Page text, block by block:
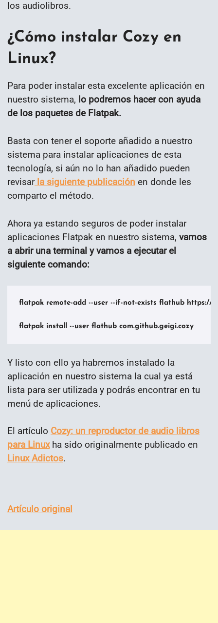
los audiolibros.
¿Cómo instalar Cozy en
Linux?
Para poder instalar esta excelente aplicación en
nuestro sistema, lo podremos hacer con ayuda
de los paquetes de Flatpak.
Basta con tener el soporte añadido a nuestro
sistema para instalar aplicaciones de esta
tecnología, si aún no lo han añadido pueden
revisarla siguiente publicación en donde les
comparto el método.
Ahora ya estando seguros de poder instalar
aplicaciones Flatpak en nuestro sistema, vamos
a abrir una terminal y vamos a ejecutar el
siguiente comando:
flatpak remote-add --user --if-not-exists flathub https://
flatpak install --user flathub com.github.geigi.cozy
Y listo con ello ya habremos instalado la
aplicación en nuestro sistema la cual ya está
lista para ser utilizada y podrás encontrar en tu
menú de aplicaciones.
El artículo Cozy: un reproductor de audio libros
para Linuxha sido originalmente publicado en
Linux Adictos.
Artículo original